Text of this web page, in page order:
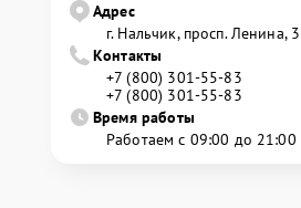
Адрес
г. Нальчик, просп. Ленина, 3
Контакты
+7 (800) 301-55-83
+7 (800) 301-55-83
Время работы
Работаем с 09:00 до 21:00